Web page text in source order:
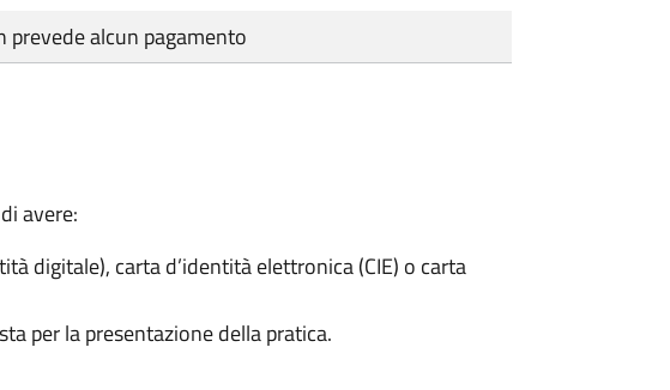
prevede alcun pagamento
avere:
digitale), carta d’identità elettronica (CIE) o carta
per la presentazione della pratica.